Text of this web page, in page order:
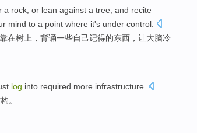
a rock or lean against a tree , and recite
mind to a point where it's under control.
靠在树上 ， 背诵一些自己记得的东西， 让大脑冷
log into required more infrastructure
。